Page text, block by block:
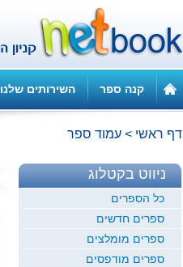
קנה ספר השירותים שלנו
דף ראשי > עמוד ספר
ניווט בקטלוג
כל הספרים
ספרים חדשים
ספרים מומלצים
ספרים מודפסים